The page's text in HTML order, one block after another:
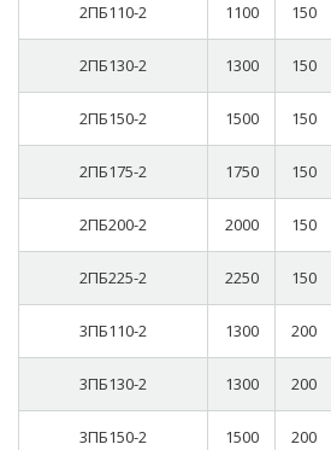
2ПБ110-2 1100 150
2ПБ130-2 1300 150
2ПБ150-2 1500 150
2ПБ175-2 1750 150
2ПБ200-2 2000 150
2ПБ225-2 2250 150
3ПБ110-2 1300 200
3ПБ130-2 1300 200
3ПБ150-2 1500 200